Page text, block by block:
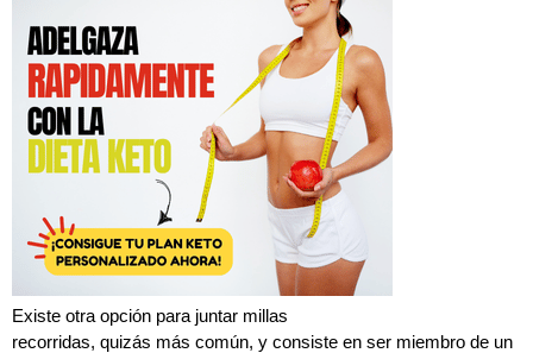
Existe otra opción para juntar millas
recorridas, quizás más común, y consiste en ser miembro de un